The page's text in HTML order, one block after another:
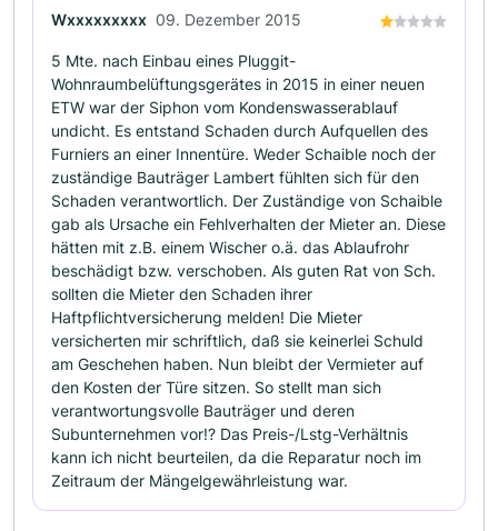
Wxxxxxxxxx 09. Dezember 2015
5 Mte. nach Einbau eines Pluggit-
Wohnraumbelüftungsgerätes in 2015 in einer neuen
ETW war der Siphon vom Kondenswasserablauf
undicht. Es entstand Schaden durch Aufquellen des
Furniers an einer Innentüre. Weder Schaible noch der
zuständige Bauträger Lambert fühlten sich für den
Schaden verantwortlich. Der Zuständige von Schaible
gab als Ursache ein Fehlverhalten der Mieter an. Diese
hätten mit z.B. einem Wischer o.ä. das Ablaufrohr
beschädigt bzw. verschoben. Als guten Rat von Sch.
sollten die Mieter den Schaden ihrer
Haftpflichtversicherung melden! Die Mieter
versicherten mir schriftlich, daß sie keinerlei Schuld
am Geschehen haben. Nun bleibt der Vermieter auf
den Kosten der Türe sitzen. So stellt man sich
verantwortungsvolle Bauträger und deren
Subunternehmen vor!? Das Preis-/Lstg-Verhältnis
kann ich nicht beurteilen, da die Reparatur noch im
Zeitraum der Mängelgewährleistung war.